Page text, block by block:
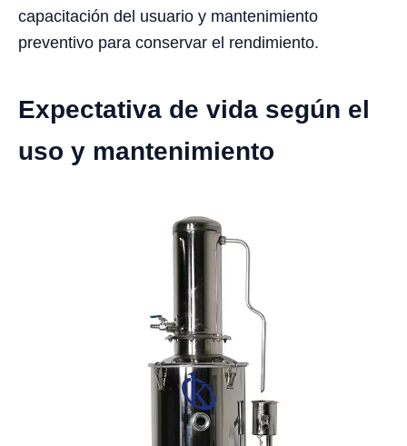
capacitación del usuario y mantenimiento
preventivo para conservar el rendimiento.
Expectativa de vida según el
uso y mantenimiento